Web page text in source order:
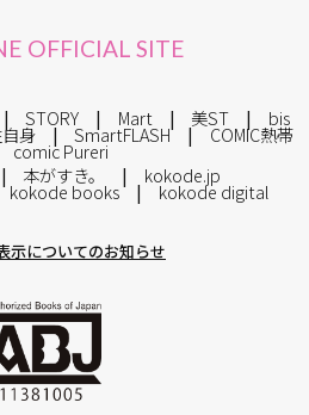
OFFICIAL SITE
STORY Mart 美ST bis
身 SmartFLASH COMIC熱帯
comic Pureri
本がすき。 kokode.jp
kokode books kokode digital
示についてのお知らせ